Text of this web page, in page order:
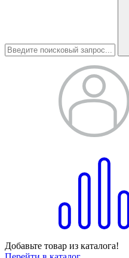
Добавьте товар из каталога!